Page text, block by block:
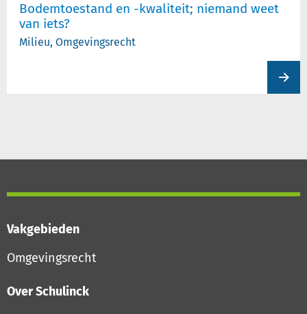
Bodemtoestand en -kwaliteit; niemand weet
van iets?
Milieu, Omgevingsrecht
Vakgebieden
Omgevingsrecht
Over Schulinck